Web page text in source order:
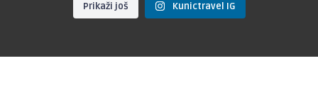
Prikaži još Kunictravel IG